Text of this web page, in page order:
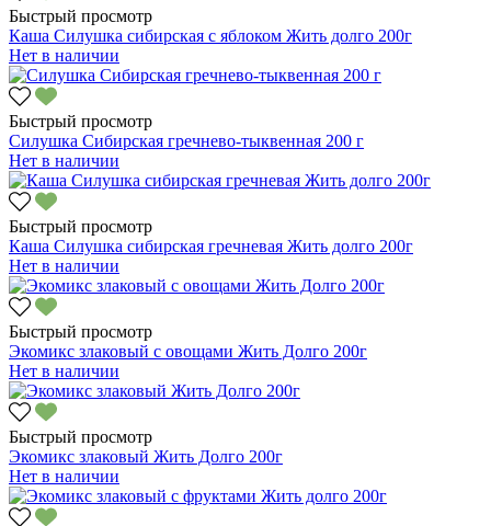
Быстрый просмотр
Каша Силушка сибирская с яблоком Жить долго 200г
Нет в наличии
Быстрый просмотр
Силушка Сибирская гречнево-тыквенная 200 г
Нет в наличии
Быстрый просмотр
Каша Силушка сибирская гречневая Жить долго 200г
Нет в наличии
Быстрый просмотр
Экомикс злаковый с овощами Жить Долго 200г
Нет в наличии
Быстрый просмотр
Экомикс злаковый Жить Долго 200г
Нет в наличии